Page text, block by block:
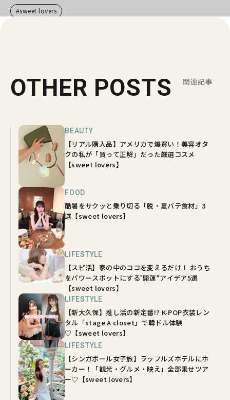
#sweet lovers
OTHER POSTS 関連記事
BEAUTY
【リアル購入品】アメリカで爆買い！美容オタ
クの私が「買って正解」だった厳選コスメ
【sweet lovers】
FOOD
酷暑をサクッと乗り切る「脱・夏バテ食材」3
選【sweet lovers】
LIFESTYLE
【スピ活】家の中のココを変えるだけ！ おうち
をパワースポットにする‟開運”アイデア5選
【sweet lovers】
LIFESTYLE
【新大久保】推し活の新定番!? K-POP衣装レン
タル「stage A closet」で韓ドル体験
♡【sweet lovers】
LIFESTYLE
【シンガポール女子旅】ラッフルズホテルにホ
ーカー！「観光・グルメ・映え」全部乗せツア
ー♡【sweet lovers】